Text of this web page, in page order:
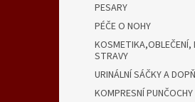
PESARY
PÉČE O NOHY
KOSMETIKA,OBLEČENÍ,
STRAVY
URINÁLNÍ SÁČKY A
KOMPRESNÍ PUNČOCHY